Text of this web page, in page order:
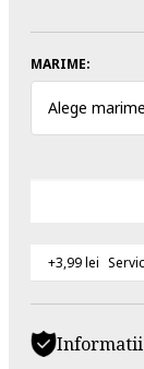
MARIME:
Alege
+3,99 lei
Informatii